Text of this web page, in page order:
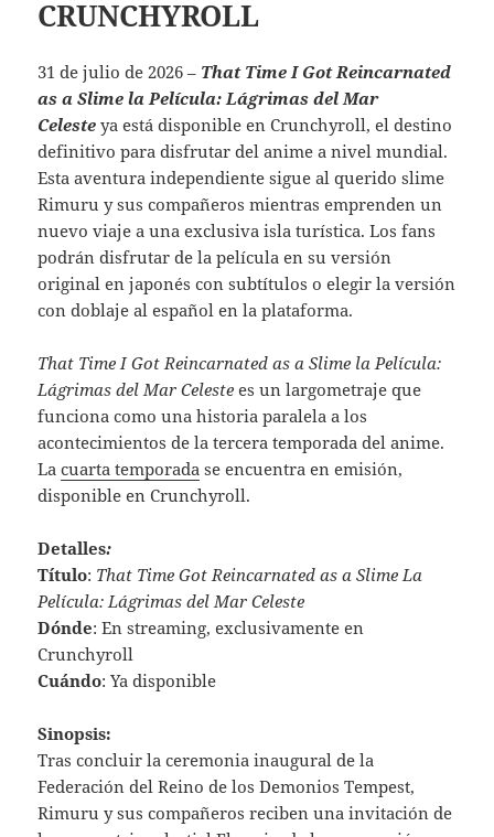
CRUNCHYROLL
31 de julio de 2026 – That Time I Got Reincarnated
as a Slime la Película: Lágrimas del Mar
Celeste ya está disponible en Crunchyroll, el destino
definitivo para disfrutar del anime a nivel mundial.
Esta aventura independiente sigue al querido slime
Rimuru y sus compañeros mientras emprenden un
nuevo viaje a una exclusiva isla turística. Los fans
podrán disfrutar de la película en su versión
original en japonés con subtítulos o elegir la versión
con doblaje al español en la plataforma.
That Time I Got Reincarnated as a Slime la Película:
Lágrimas del Mar Celeste es un largometraje que
funciona como una historia paralela a los
acontecimientos de la tercera temporada del anime.
Lacuarta temporada se encuentra en emisión,
disponible en Crunchyroll.
Detalles:
Título: That Time Got Reincarnated as a Slime La
Película: Lágrimas del Mar Celeste
Dónde: En streaming, exclusivamente en
Crunchyroll
Cuándo: Ya disponible
Sinopsis:
Tras concluir la ceremonia inaugural de la
Federación del Reino de los Demonios Tempest,
Rimuru y sus compañeros reciben una invitación de